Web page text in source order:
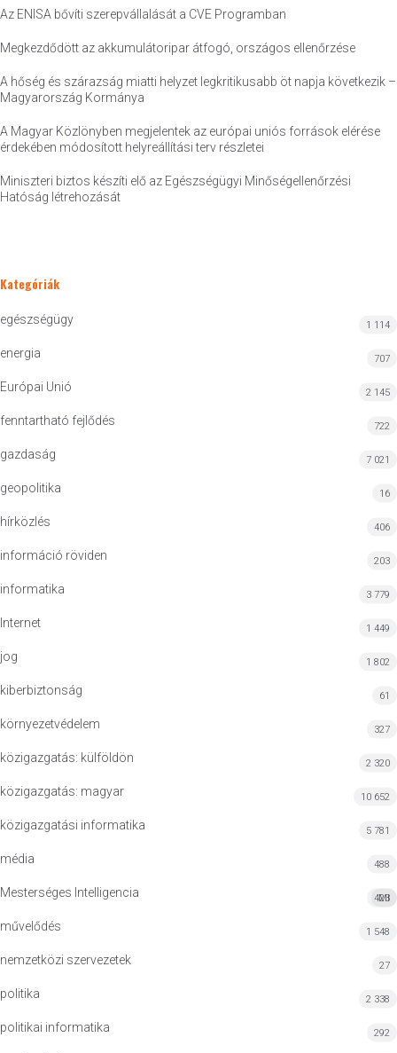
Az ENISA bővíti szerepvállalását a CVE Programban
Megkezdődött az akkumulátoripar átfogó, országos ellenőrzése
A hőség és szárazság miatti helyzet legkritikusabb öt napja következik –
Magyarország Kormánya
A Magyar Közlönyben megjelentek az európai uniós források elérése
érdekében módosított helyreállítási terv részletei
Miniszteri biztos készíti elő az Egészségügyi Minőségellenőrzési
Hatóság létrehozását
Kategóriák
egészségügy 1 114
energia 707
Európai Unió 2 145
fenntartható fejlődés 722
gazdaság 7 021
geopolitika 16
hírközlés 406
információ röviden 203
informatika 3 779
Internet 1 449
jog 1 802
kiberbiztonság 61
környezetvédelem 327
közigazgatás: külföldön 2 320
közigazgatás: magyar 10 652
közigazgatási informatika 5 781
média 488
Mesterséges Intelligencia MI
423
művelődés 1 548
nemzetközi szervezetek 27
politika 2 338
politikai informatika 292